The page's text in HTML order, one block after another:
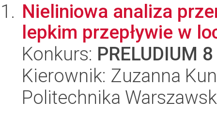
Nieliniowa analiza
lepkim przepływie w
Konkurs: PRELUDIUM 8
Kierownik: Zuzanna
Politechnika